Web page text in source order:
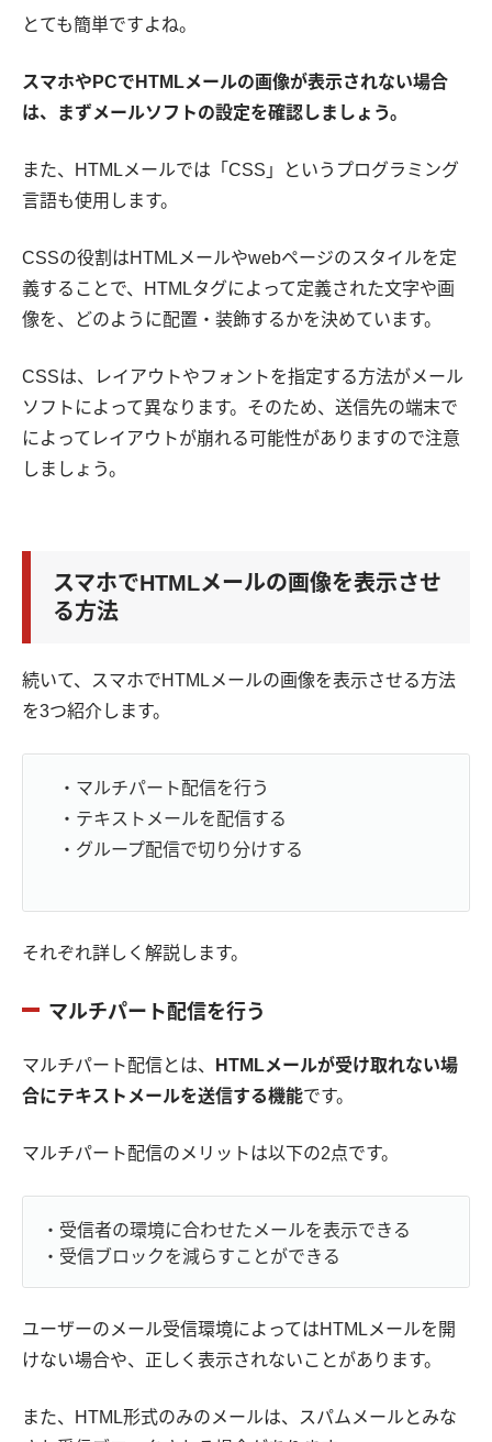
とても簡単ですよね。
スマホやPCでHTMLメールの画像が表示されない場合
は、まずメールソフトの設定を確認しましょう。
また、HTMLメールでは「CSS」というプログラミング
言語も使用します。
CSSの役割はHTMLメールやwebページのスタイルを定
義することで、HTMLタグによって定義された文字や画
像を、どのように配置・装飾するかを決めています。
CSSは、レイアウトやフォントを指定する方法がメール
ソフトによって異なります。そのため、送信先の端末で
によってレイアウトが崩れる可能性がありますので注意
しましょう。
スマホでHTMLメールの画像を表示させ
る方法
続いて、スマホでHTMLメールの画像を表示させる方法
を3つ紹介します。
・マルチパート配信を行う
・テキストメールを配信する
・グループ配信で切り分けする
それぞれ詳しく解説します。
マルチパート配信を行う
マルチパート配信とは、
HTMLメールが受け取れない場
合にテキストメールを送信する機能です。
マルチパート配信のメリットは以下の2点です。
・受信者の環境に合わせたメールを表示できる
・受信ブロックを減らすことができる
ユーザーのメール受信環境によってはHTMLメールを開
けない場合や、正しく表示されないことがあります。
また、HTML形式のみのメールは、スパムメールとみな